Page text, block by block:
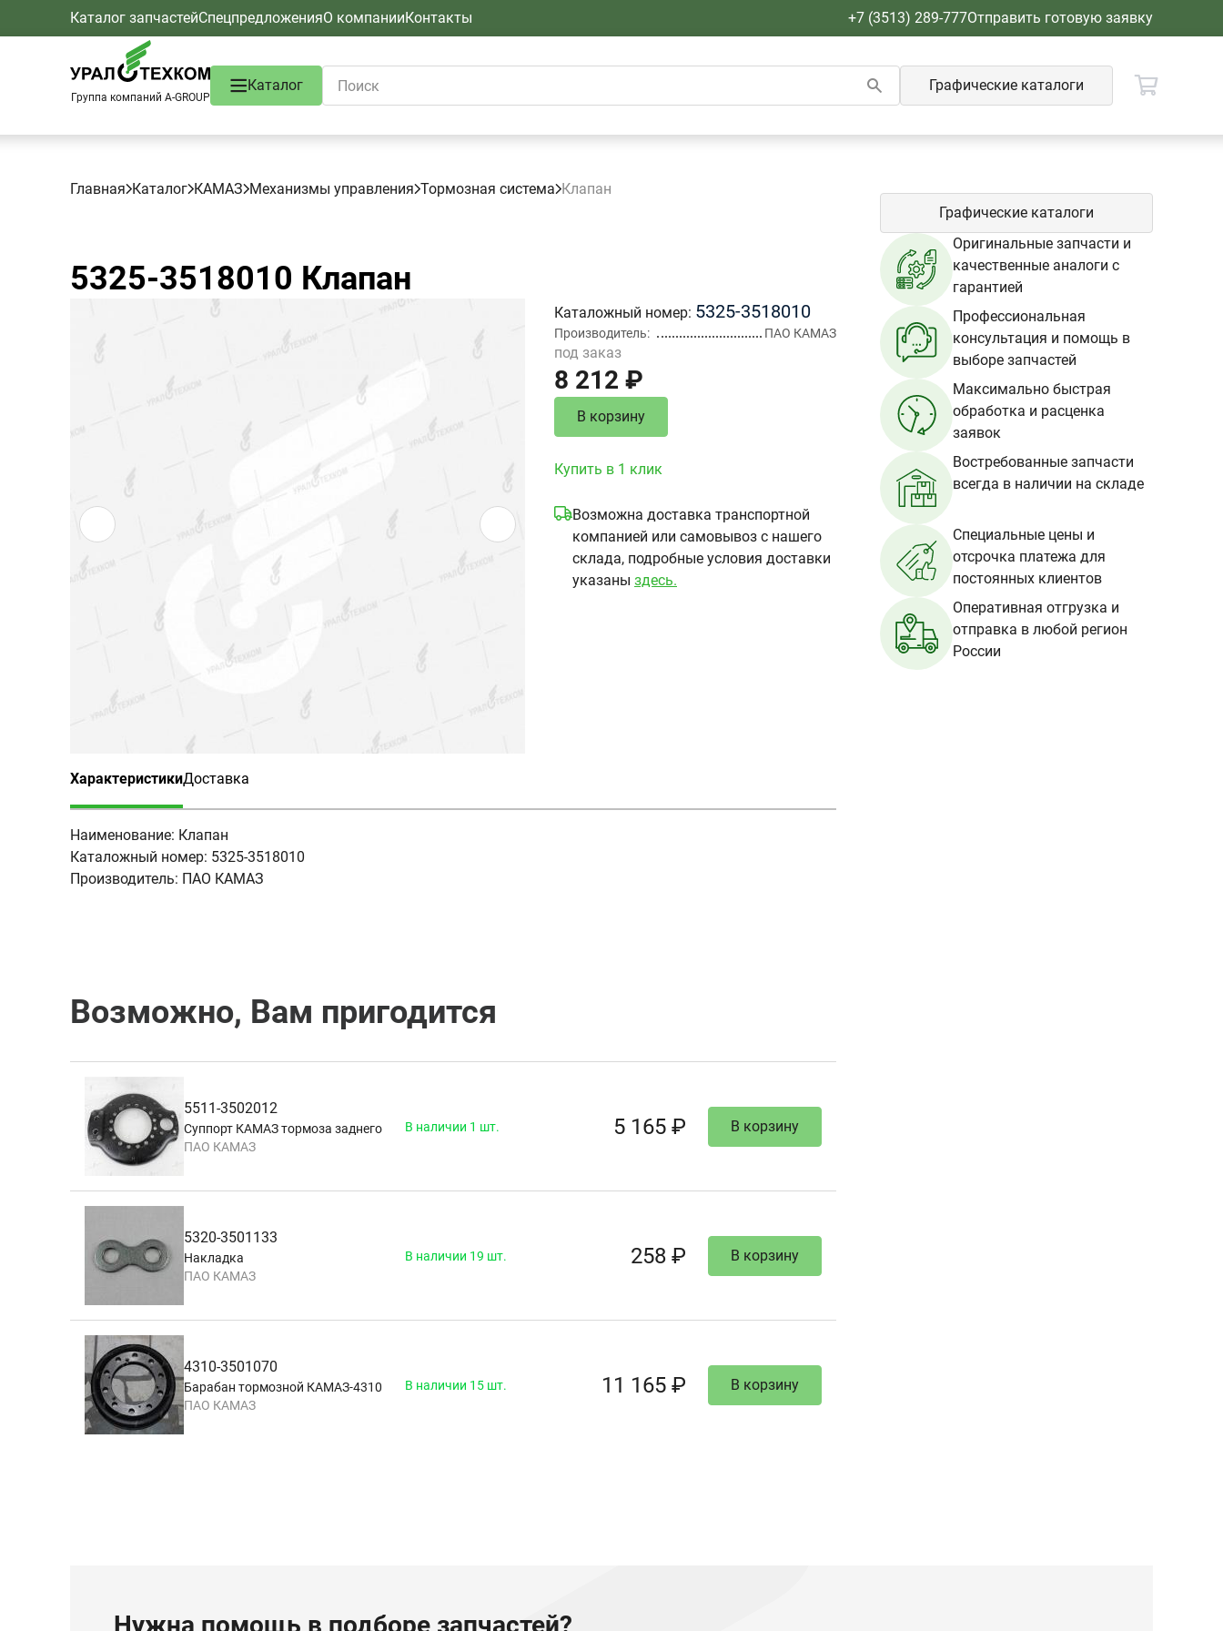
Каталог запчастейСпецпредложенияО компанииКонтакты +7 (3513) 289-777Отправить готовую заявку
Группа компаний A-GROUP
Каталог Графические каталоги
Главная Каталог КАМАЗ Механизмы управления Тормозная система Клапан
5325-3518010 Клапан
Каталожный номер 5325-3518010
Производитель ПАО КАМАЗ
под заказ
8 212 ₽
В корзину
Купить в 1 клик
Возможна доставка транспортной
компанией или самовывоз с нашего
склада, подробные условия доставки
указаны здесь.
Характеристики
(активная вкладка)
Доставка
Наименование: Клапан
Каталожный номер: 5325-3518010
Производитель: ПАО КАМАЗ
Возможно, Вам пригодится
5511-3502012
Суппорт КАМАЗ тормоза заднего
ПАО КАМАЗ
В наличии 1 шт. 5 165 ₽ В корзину
5320-3501133
Накладка
ПАО КАМАЗ
В наличии 19 шт. 258 ₽ В корзину
4310-3501070
Барабан тормозной КАМАЗ-4310
ПАО КАМАЗ
В наличии 15 шт. 11 165 ₽ В корзину
Графические каталоги
Оригинальные запчасти и
качественные аналоги с
гарантией
Профессиональная
консультация и помощь в
выборе запчастей
Максимально быстрая
обработка и расценка
заявок
Востребованные запчасти
всегда в наличии на складе
Специальные цены и
отсрочка платежа для
постоянных клиентов
Оперативная отгрузка и
отправка в любой регион
России